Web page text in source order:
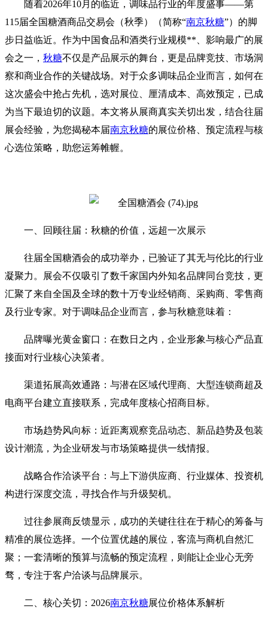
随着2026年10月的临近，调味品行业的年度盛事——第
115届全国糖酒商品交易会 （秋季）（简称“南京秋糖”）的脚
步日益临近。作为中国食品和酒类行业规模**、影响最广的展
会之一， 秋糖不仅是产品展示的舞台，更是品牌竞技、市场洞
察和商业合作的关键战场。对于众多调味品企业而言，如何在
这次盛会中抢占先机，选对展位、厘清成本、高效预定，已成
为当下最迫切的议题。本文将从展商真实关切出发，结合往届
展会经验，为您揭秘本届南京秋糖的展位价格、预定流程与核
心选位策略，助您运筹帷幄。
一、回顾往届：秋糖的价值，远超一次展示
往届全国糖酒会的成功举办，已验证了其无与伦比的行业
凝聚力。展会不仅吸引了数千家国内外知名品牌同台竞技，更
汇聚了来自全国及全球的数十万专业经销商、采购商、零售商
及行业专家。对于调味品企业而言，参与秋糖意味着：
品牌曝光黄金窗口：在数日之内，企业形象与核心产品直
接面对行业核心决策者。
渠道拓展高效通路：与潜在区域代理商、大型连锁商超及
电商平台建立直接联系，完成年度核心招商目标。
市场趋势风向标：近距离观察竞品动态、新品趋势及包装
设计潮流，为企业研发与市场策略提供一线情报。
战略合作洽谈平台：与上下游供应商、行业媒体、投资机
构进行深度交流，寻找合作与升级契机。
过往参展商反馈显示，成功的关键往往在于精心的筹备与
精准的展位选择。一个位置优越的展位，客流与商机自然汇
聚；一套清晰的预算与流畅的预定流程，则能让企业心无旁
骛，专注于客户洽谈与品牌展示。
二、核心关切：2026南京秋糖展位价格体系解析